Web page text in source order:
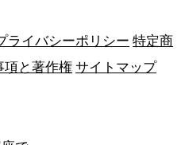
ライバシーポリシー 特定商
項と著作権 サイトマップ